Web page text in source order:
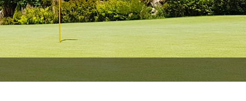
글렌로스G.C